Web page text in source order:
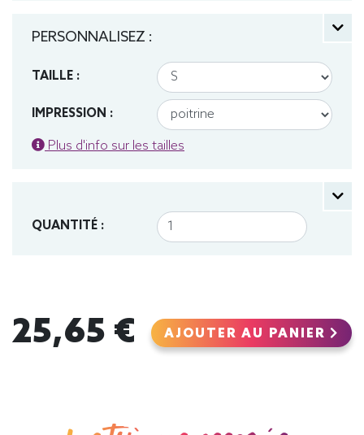
PERSONNALISEZ :
TAILLE :
IMPRESSION :
Plus d'info sur les tailles
QUANTITÉ :
25,65 € AJOUTER AU PANIER